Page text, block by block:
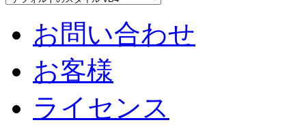
お問い合わせ
お客様
ライセンス